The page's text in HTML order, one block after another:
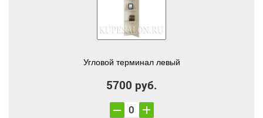
Угловой терминал левый
5700 руб.